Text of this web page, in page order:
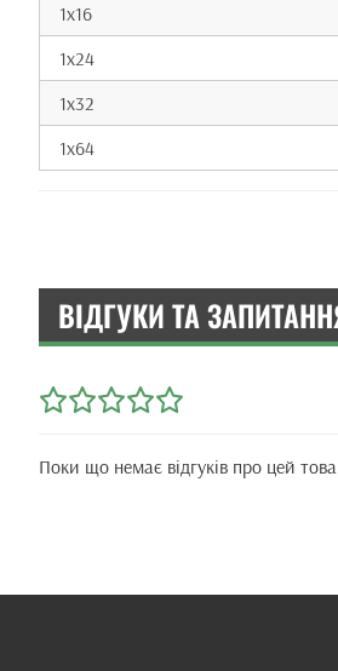
1x16
1x24
1x32
1x64
ВІДГУКИ ТА
Поки що немає відгуків про цей